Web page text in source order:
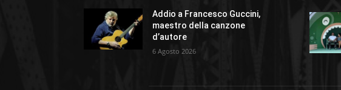
Addio a Francesco Guccini,
maestro della canzone
d’autore
6 Agosto 2026